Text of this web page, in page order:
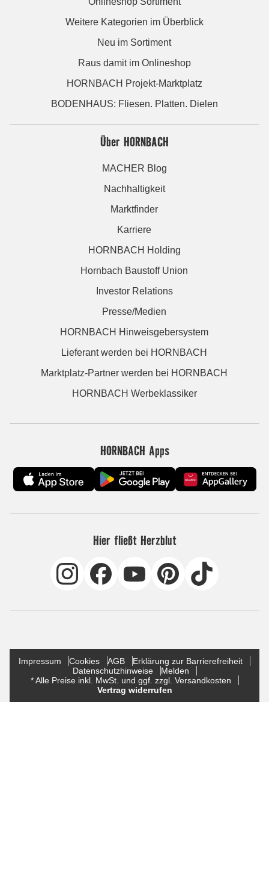
Weitere Kategorien im Überblick
Neu im Sortiment
Raus damit im Onlineshop
HORNBACH Projekt-Marktplatz
BODENHAUS: Fliesen. Platten. Dielen
Über HORNBACH
MACHER Blog
Nachhaltigkeit
Marktfinder
Karriere
HORNBACH Holding
Hornbach Baustoff Union
Investor Relations
Presse/Medien
HORNBACH Hinweisgebersystem
Lieferant werden bei HORNBACH
Marktplatz-Partner werden bei HORNBACH
HORNBACH Werbeklassiker
HORNBACH Apps
Hier fließt Herzblut
Impressum Cookies AGB
Erklärung zur Barrierefreiheit
Datenschutzhinweise
Melden
* Alle Preise inkl. MwSt. und ggf. zzgl. Versandkosten
Vertrag widerrufen